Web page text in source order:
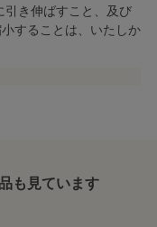
き伸ばすこと、及び
することは、いたしか
も見ています